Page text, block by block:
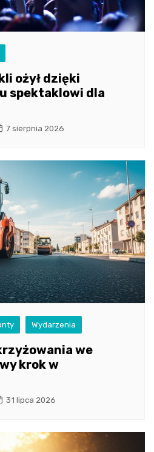
ożył dzięki
spektaklowi dla
7 sierpnia 2026
Wydarzenia
we
krok w
31 lipca 2026